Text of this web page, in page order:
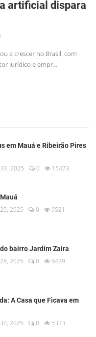
artificial dispara
a crescer no Brasil, com
jurídico e empr...
em Mauá e Ribeirão Pires
2025 0 15473
2025 0 9521
bairro Jardim Zaira
2025 0 9439
A Casa que Ficava em
2025 0 5333